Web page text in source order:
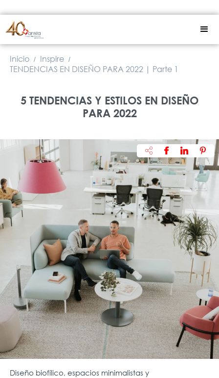
Inicio / Inspire /
TENDENCIAS EN DISEÑO PARA 2022 | Parte 1
5 TENDENCIAS Y ESTILOS EN DISEÑO
PARA 2022
Diseño biofílico, espacios minimalistas y